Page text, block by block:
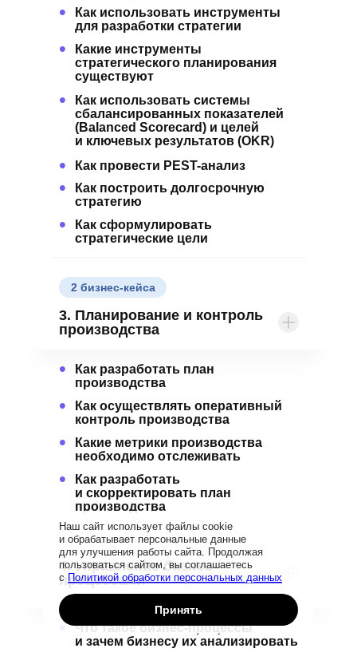
Как использовать инструменты
для разработки стратегии
•
Какие инструменты
стратегического планирования
существуют
•
Как использовать системы
сбалансированных показателей
(Balanced Scorecard) и целей
и ключевых результатов (OKR)
•
Как провести PEST-анализ
•
Как построить долгосрочную
стратегию
•
Как сформулировать
стратегические цели
•
3. Планирование и контроль
производства
2 бизнес-кейса
Как разработать план
производства
•
Как осуществлять оперативный
контроль производства
•
Какие метрики производства
необходимо отслеживать
•
Как разработать
и скорректировать план
производства
•
4. Управление бизнес-
процессами
Что такое бизнес-процессы
и зачем бизнесу их анализировать
•
Принять
Наш сайт использует файлы cookie
и обрабатывает персональные данные
для улучшения работы сайта. Продолжая
пользоваться сайтом, вы соглашаетесь
с Политикой обработки персональных данных